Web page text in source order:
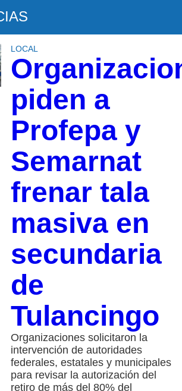
LOCAL
piden a
Profepa y
Semarnat
frenar tala
masiva en
secundaria
de
Tulancingo
Organizaciones solicitaron la
intervención de autoridades
federales, estatales y municipales
para revisar la autorización del
retiro de más del 80% del